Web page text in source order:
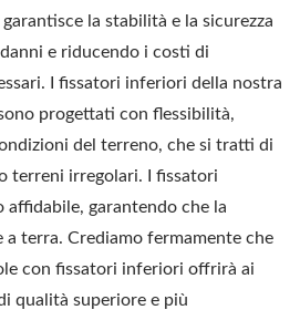
la stabilità e la sicurezza
e riducendo i costi di
I fissatori inferiori della nostra
progettati con flessibilità,
del terreno, che si tratti di
terreni irregolari. I fissatori
garantendo che la
a terra. Crediamo fermamente che
con fissatori inferiori offrirà ai
qualità superiore e più